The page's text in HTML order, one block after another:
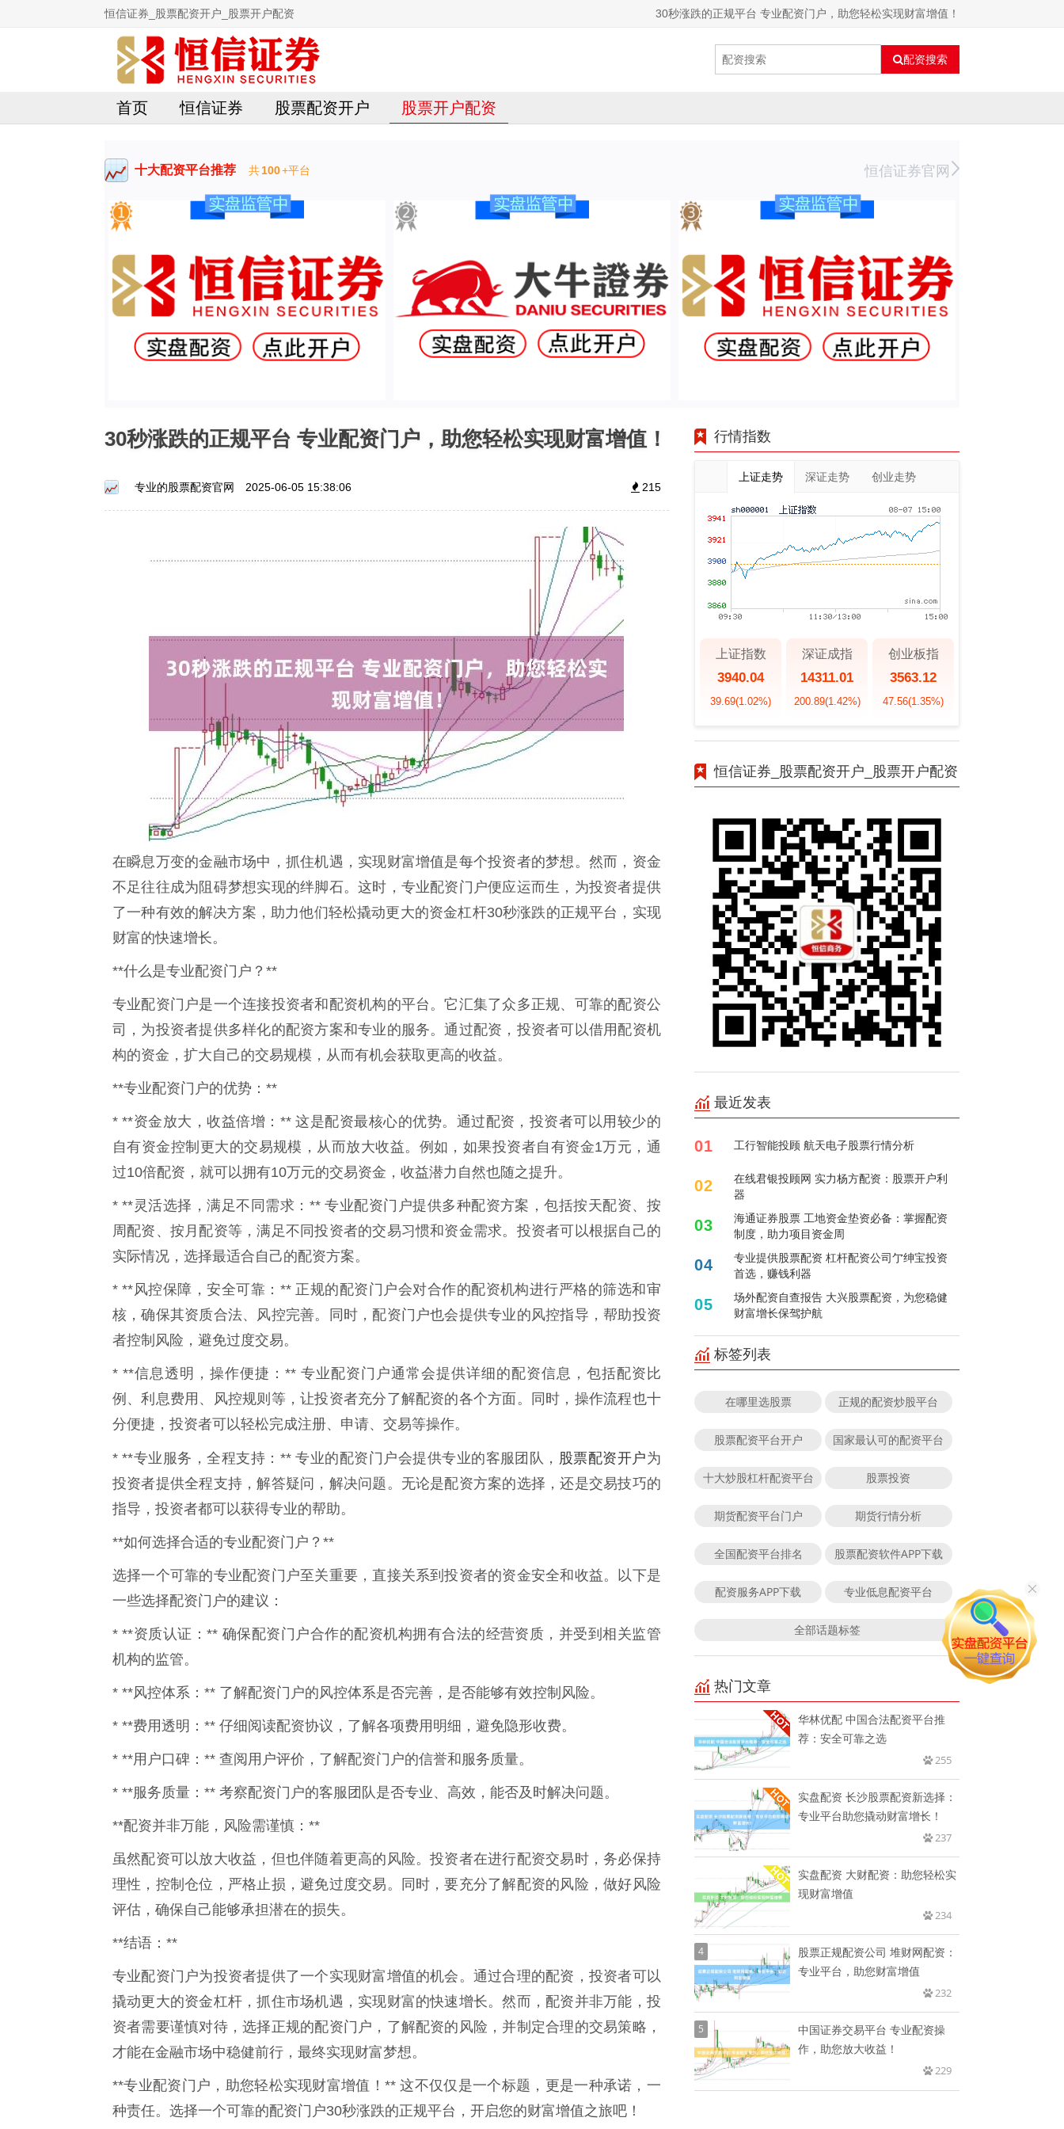
恒信证券_股票配资开户_股票开户配资 30秒涨跌的正规平台 专业配资门户，助您轻松实现财富增值！
配资搜索
首页 恒信证券 股票配资开户 股票开户配资
十大配资平台推荐 共100+平台 恒信证券官网
30秒涨跌的正规平台 专业配资门户，助您轻松实现财富增值！
专业的股票配资官网 2025-06-05 15:38:06 215
在瞬息万变的金融市场中，抓住机遇，实现财富增值是每个投资者的梦想。然而，资金
不足往往成为阻碍梦想实现的绊脚石。这时，专业配资门户便应运而生，为投资者提供
了一种有效的解决方案，助力他们轻松撬动更大的资金杠杆30秒涨跌的正规平台，实现
财富的快速增长。
**什么是专业配资门户？**
专业配资门户是一个连接投资者和配资机构的平台。它汇集了众多正规、可靠的配资公
司，为投资者提供多样化的配资方案和专业的服务。通过配资，投资者可以借用配资机
构的资金，扩大自己的交易规模，从而有机会获取更高的收益。
**专业配资门户的优势：**
* **资金放大，收益倍增：** 这是配资最核心的优势。通过配资，投资者可以用较少的
自有资金控制更大的交易规模，从而放大收益。例如，如果投资者自有资金1万元，通
过10倍配资，就可以拥有10万元的交易资金，收益潜力自然也随之提升。
* **灵活选择，满足不同需求：** 专业配资门户提供多种配资方案，包括按天配资、按
周配资、按月配资等，满足不同投资者的交易习惯和资金需求。投资者可以根据自己的
实际情况，选择最适合自己的配资方案。
* **风控保障，安全可靠：** 正规的配资门户会对合作的配资机构进行严格的筛选和审
核，确保其资质合法、风控完善。同时，配资门户也会提供专业的风控指导，帮助投资
者控制风险，避免过度交易。
* **信息透明，操作便捷：** 专业配资门户通常会提供详细的配资信息，包括配资比
例、利息费用、风控规则等，让投资者充分了解配资的各个方面。同时，操作流程也十
分便捷，投资者可以轻松完成注册、申请、交易等操作。
* **专业服务，全程支持：** 专业的配资门户会提供专业的客服团队， 股票配资开户为
投资者提供全程支持，解答疑问，解决问题。无论是配资方案的选择，还是交易技巧的
指导，投资者都可以获得专业的帮助。
**如何选择合适的专业配资门户？**
选择一个可靠的专业配资门户至关重要，直接关系到投资者的资金安全和收益。以下是
一些选择配资门户的建议：
* **资质认证：** 确保配资门户合作的配资机构拥有合法的经营资质，并受到相关监管
机构的监管。
* **风控体系：** 了解配资门户的风控体系是否完善，是否能够有效控制风险。
* **费用透明：** 仔细阅读配资协议，了解各项费用明细，避免隐形收费。
* **用户口碑：** 查阅用户评价，了解配资门户的信誉和服务质量。
* **服务质量：** 考察配资门户的客服团队是否专业、高效，能否及时解决问题。
**配资并非万能，风险需谨慎：**
虽然配资可以放大收益，但也伴随着更高的风险。投资者在进行配资交易时，务必保持
理性，控制仓位，严格止损，避免过度交易。同时，要充分了解配资的风险，做好风险
评估，确保自己能够承担潜在的损失。
**结语：**
专业配资门户为投资者提供了一个实现财富增值的机会。通过合理的配资，投资者可以
撬动更大的资金杠杆，抓住市场机遇，实现财富的快速增长。然而，配资并非万能，投
资者需要谨慎对待，选择正规的配资门户，了解配资的风险，并制定合理的交易策略，
才能在金融市场中稳健前行，最终实现财富梦想。
**专业配资门户，助您轻松实现财富增值！** 这不仅仅是一个标题，更是一种承诺，一
种责任。选择一个可靠的配资门户30秒涨跌的正规平台，开启您的财富增值之旅吧！
行情指数
上证走势 深证走势 创业走势
上证指数
3940.04
39.69(1.02%)
深证成指
14311.01
200.89(1.42%)
创业板指
3563.12
47.56(1.35%)
恒信证券_股票配资开户_股票开户配资
最近发表
01 工行智能投顾 航天电子股票行情分析
02
在线君银投顾网 实力杨方配资：股票开户利
器
03
海通证券股票 工地资金垫资必备：掌握配资
制度，助力项目资金周
04
专业提供股票配资 杠杆配资公司亇绅宝投资
首选，赚钱利器
05
场外配资自查报告 大兴股票配资，为您稳健
财富增长保驾护航
标签列表
在哪里选股票 正规的配资炒股平台
股票配资平台开户 国家最认可的配资平台
十大炒股杠杆配资平台 股票投资
期货配资平台门户 期货行情分析
全国配资平台排名 股票配资软件APP下载
配资服务APP下载 专业低息配资平台
全部话题标签
热门文章
华林优配 中国合法配资平台推
荐：安全可靠之选
255
实盘配资 长沙股票配资新选择：
专业平台助您撬动财富增长！
237
实盘配资 大财配资：助您轻松实
现财富增值
234
4
股票正规配资公司 堆财网配资：
专业平台，助您财富增值
232
5
中国证券交易平台 专业配资操
作，助您放大收益！
229